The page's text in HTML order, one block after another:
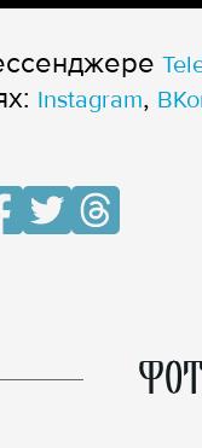
Instagram,